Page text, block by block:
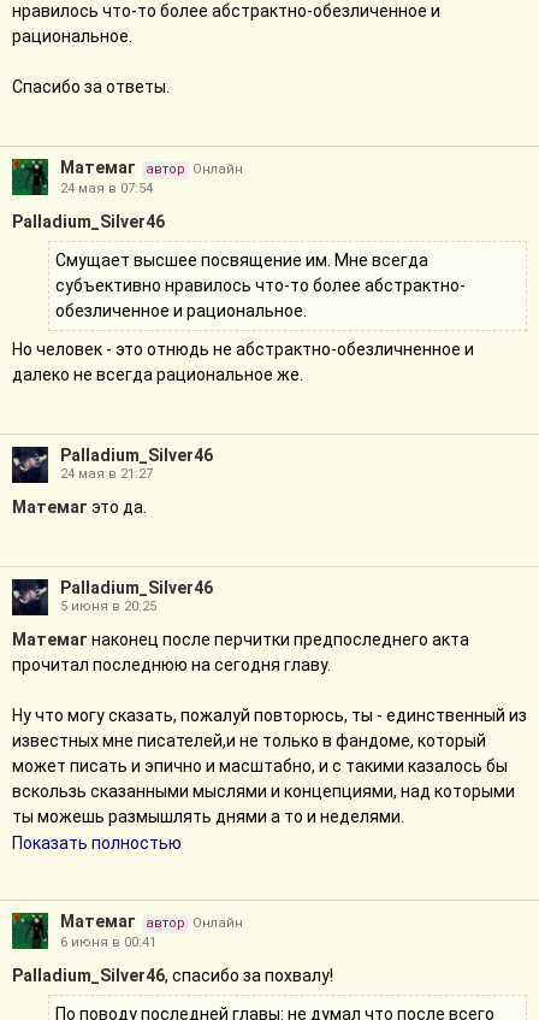
по себе, т.ч. настоящим ключом будет Чудо или Тайна в
данном случае; в частности, это означает, что просто
прочим). Для Атики - без понятия, я не думал в эту сторону, но
Наибольшего уважения заслуживают существа, который
добрались до высшего из замкнутой конечной локали. Т.е. по
сути - совершили невозможное. Буквально невозможное. Хотя
тут всегда можно оспорить, мол, не они достигли, а высшее
прорвалось в их локаль, хех.
нравилось что-то более абстрактно-обезличенное и
рациональное.
Спасибо за ответы.
Матемаг автор
Онлайн
24 мая в 07:54
Palladium_Silver46
Смущает высшее посвящение им. Мне всегда
субъективно нравилось что-то более абстрактно-
обезличенное и рациональное.
Но человек - это отнюдь не абстрактно-обезличненное и
далеко не всегда рациональное же.
Palladium_Silver46
24 мая в 21:27
Матемаг это да.
Palladium_Silver46
5 июня в 20:25
Матемаг наконец после перчитки предпоследнего акта
прочитал последнюю на сегодня главу.
Ну что могу сказать, пожалуй повторюсь, ты - единственный из
известных мне писателей,и не только в фандоме, который
может писать и эпично и масштабно, и с такими казалось бы
вскользь сказанными мыслями и концепциями, над которыми
ты можешь размышлять днями а то и неделями.
задать атмосферу на многие абзацы и главы вперед.
Хочу тебя перефразировать- ты в одном предложении можешь
задать такого глубинного масштаба идеи и концепции, или
Показать полностью
Матемаг автор
Онлайн
6 июня в 00:41
Palladium_Silver46, спасибо за похвалу!
По поводу последней главы: не думал что после всего